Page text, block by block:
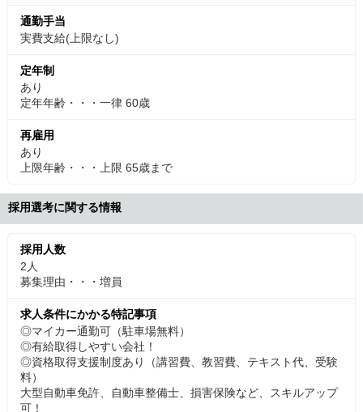
通勤手当
実費支給(上限なし)
定年制
あり
定年年齢・・・一律 60歳
再雇用
あり
上限年齢・・・上限 65歳まで
採用選考に関する情報
採用人数
2人
募集理由・・・増員
求人条件にかかる特記事項
◎マイカー通勤可（駐車場無料）
◎有給取得しやすい会社！
◎資格取得支援制度あり（講習費、教習費、テキスト代、受験
料）
大型自動車免許、自動車整備士、損害保険など、スキルアップ
可！